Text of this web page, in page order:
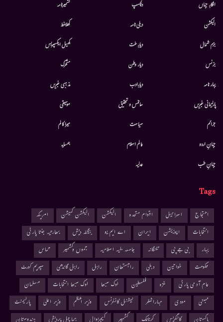
افکارِ جہاں
الیکشن
بزم شمال
بزنس
بہار نامہ
پارلیمانی خبریں
جرائم
جہانِ اردو
جہانِ طب
دلچسپ
دہلی نامہ
دیارِ ملت
دیار وطن
دیارِادب
سائنس و تحقیق
سیاست
عالم اسلام
عدلیہ
کشمیرنامہ
کھلاخط
کھیل ایکسپریس
متحرك
مذہبی خبریں
موسيقى
میرا کالم
ہمسایہ
Tags
احتجاج اسرائیل اقوام متحدہ الیکشن الیکشن کمیشن
امریکہ
انتخابات
اپوزیشن ایران اے ایم یو بنگلہ دیش
بھارتیہ جنتا پارٹی
بہار
بی جے پی تلنگانہ جامعہ ملیہ اسلامیہ جموں وکشمیر
حماس
حکومت
خواتین دہلی راجستھان راہل راہل گاندھی
سپریم کورٹ
عام آدمی پارٹی
غزہ فلسطین لوک سبھا لوک سبھا انتخابات
مسلمان
ممبئی
مودی مہاراشٹر نیشنل کانفرنس وزیر اعظم وزیر اعلیٰ
پارلیمنٹ